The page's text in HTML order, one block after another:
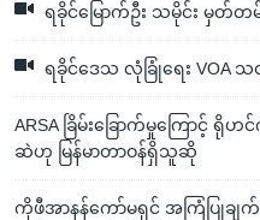
ရခိုင်မြောက်ဦး သမိုင်း မှတ်တ
ရခိုင်ဒေသ လုံခြုံရေး VOA
ARSA ခြိမ်းခြောက်မှုကြောင့်
ဆဲဟု မြန်မာတာဝန်ရှိသူဆို
ကိုဖီအာနန်ကော်မရှင် အကြံပြုခ